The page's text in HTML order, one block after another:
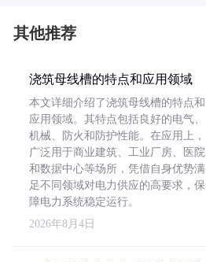
其他推荐
浇筑母线槽的特点和应用领域
本文详细介绍了浇筑母线槽的特点和
应用领域。其特点包括良好的电气、
机械、防火和防护性能。在应用上，
广泛用于商业建筑、工业厂房、医院
和数据中心等场所，凭借自身优势满
足不同领域对电力供应的高要求，保
障电力系统稳定运行。
2026年8月4日